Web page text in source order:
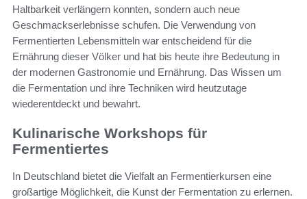
Haltbarkeit verlängern konnten, sondern auch neue
Geschmackserlebnisse schufen. Die Verwendung von
Fermentierten Lebensmitteln war entscheidend für die
Ernährung dieser Völker und hat bis heute ihre Bedeutung in
der modernen Gastronomie und Ernährung. Das Wissen um
die Fermentation und ihre Techniken wird heutzutage
wiederentdeckt und bewahrt.
Kulinarische Workshops für
Fermentiertes
In Deutschland bietet die Vielfalt an Fermentierkursen eine
großartige Möglichkeit, die Kunst der Fermentation zu erlernen.